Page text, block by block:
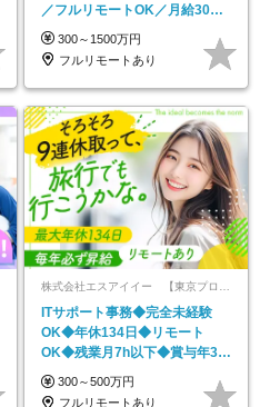
／フルリモートOK／月給30万
円～／年休130日以上
300～1500万円
フルリモートあり
ITサポート事務◆完全未経験
OK◆年休134日◆リモート
OK◆残業月7h以下◆賞与年3回
◆5年目まで必ず昇給
300～500万円
フルリモートあり